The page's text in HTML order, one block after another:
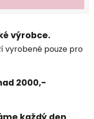
výrobce.
vyrobené pouze pro
2000,-